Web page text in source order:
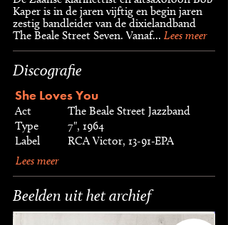
Kaper is in de jaren vijftig en begin jaren
zestig bandleider van de dixielandband
The Beale Street Seven. Vanaf... Lees meer
Discografie
She Loves You
Act
The Beale Street Jazzband
Type
7", 1964
Label
RCA Victor, 13-91-EPA
Lees meer
Beelden uit het archief